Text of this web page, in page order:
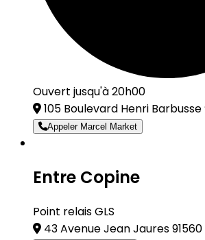
Ouvert jusqu'à 20h00
105 Boulevard Henri Barbusse
Appeler Marcel Market
Entre Copine
Point relais GLS
43 Avenue Jean Jaures